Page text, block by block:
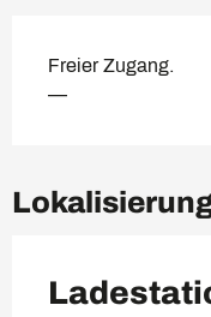
Freier Zugang.
—